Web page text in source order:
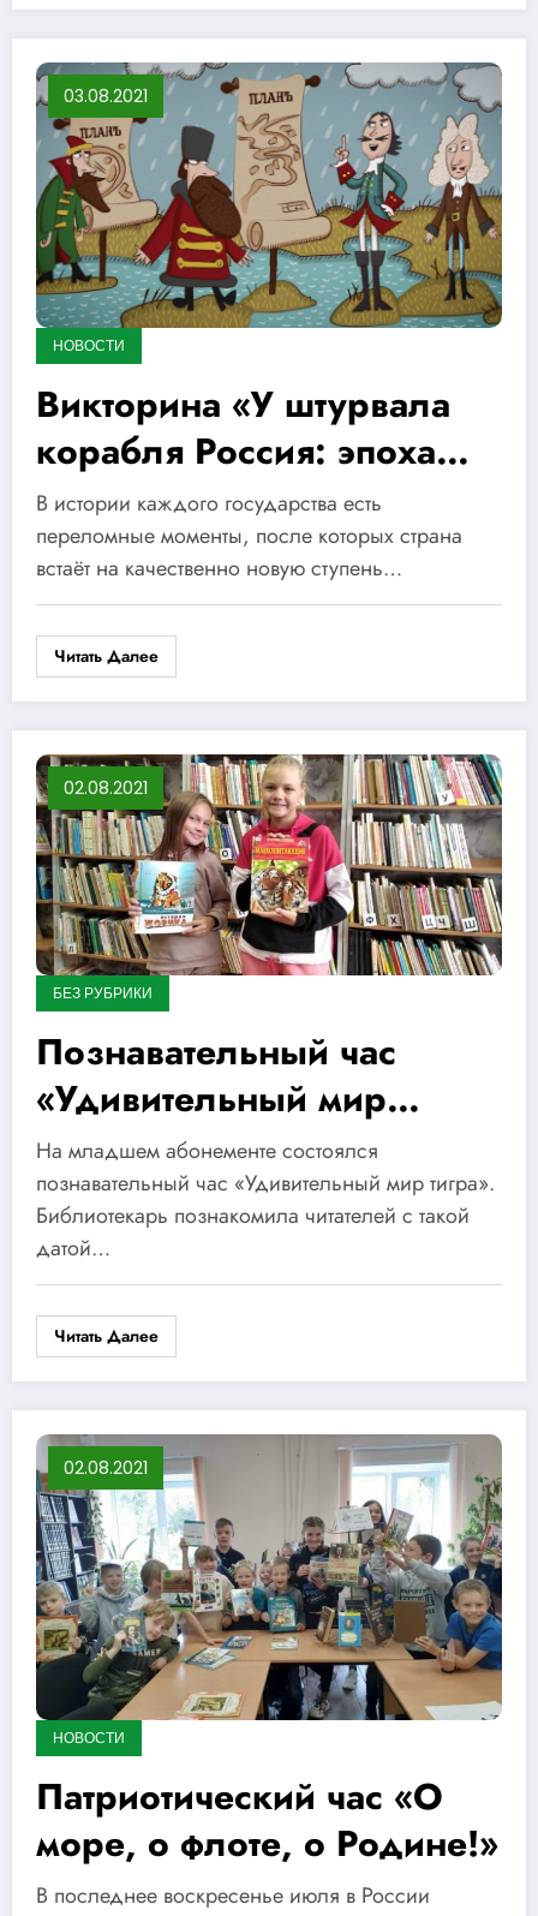
03.08.2021
НОВОСТИ
Викторина «У штурвала
корабля Россия: эпоха
Петровских
преобразований»
В истории каждого государства есть
переломные моменты, после которых страна
встаёт на качественно новую ступень…
Читать Далее
02.08.2021
БЕЗ РУБРИКИ
Познавательный час
«Удивительный мир
тигра»
На младшем абонементе состоялся
познавательный час «Удивительный мир тигра».
Библиотекарь познакомила читателей с такой
датой…
Читать Далее
02.08.2021
НОВОСТИ
Патриотический час «О
море, о флоте, о Родине!»
В последнее воскресенье июля в России